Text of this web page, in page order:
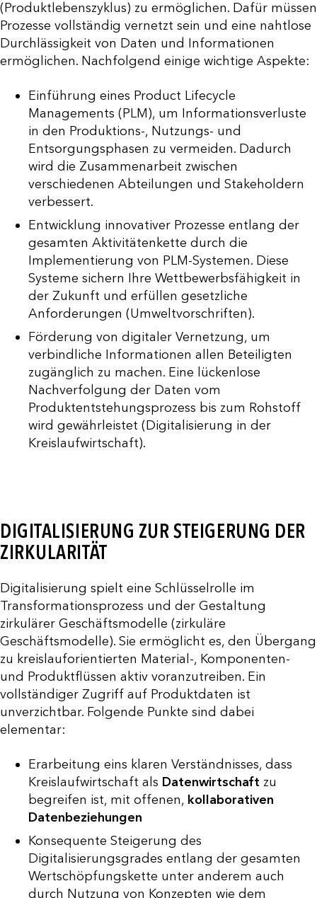
(Produktlebenszyklus) zu ermöglichen. Dafür müssen
Prozesse vollständig vernetzt sein und eine nahtlose
Durchlässigkeit von Daten und Informationen
ermöglichen. Nachfolgend einige wichtige Aspekte:
Einführung eines Product Lifecycle
Managements (PLM), um Informationsverluste
in den Produktions-, Nutzungs- und
Entsorgungsphasen zu vermeiden. Dadurch
wird die Zusammenarbeit zwischen
verschiedenen Abteilungen und Stakeholdern
verbessert.
Entwicklung innovativer Prozesse entlang der
gesamten Aktivitätenkette durch die
Implementierung von PLM-Systemen. Diese
Systeme sichern Ihre Wettbewerbsfähigkeit in
der Zukunft und erfüllen gesetzliche
Anforderungen (Umweltvorschriften).
Förderung von digitaler Vernetzung, um
verbindliche Informationen allen Beteiligten
zugänglich zu machen. Eine lückenlose
Nachverfolgung der Daten vom
Produktentstehungsprozess bis zum Rohstoff
wird gewährleistet (Digitalisierung in der
Kreislaufwirtschaft).
DIGITALISIERUNG ZUR STEIGERUNG DER
ZIRKULARITÄT
Digitalisierung spielt eine Schlüsselrolle im
Transformationsprozess und der Gestaltung
zirkulärer Geschäftsmodelle (zirkuläre
Geschäftsmodelle). Sie ermöglicht es, den Übergang
zu kreislauforientierten Material-, Komponenten-
und Produktflüssen aktiv voranzutreiben. Ein
vollständiger Zugriff auf Produktdaten ist
unverzichtbar. Folgende Punkte sind dabei
elementar:
Erarbeitung eins klaren Verständnisses, dass
Kreislaufwirtschaft als Datenwirtschaft zu
begreifen ist, mit offenen, kollaborativen
Datenbeziehungen
Konsequente Steigerung des
Digitalisierungsgrades entlang der gesamten
Wertschöpfungskette unter anderem auch
durch Nutzung von Konzepten wie dem